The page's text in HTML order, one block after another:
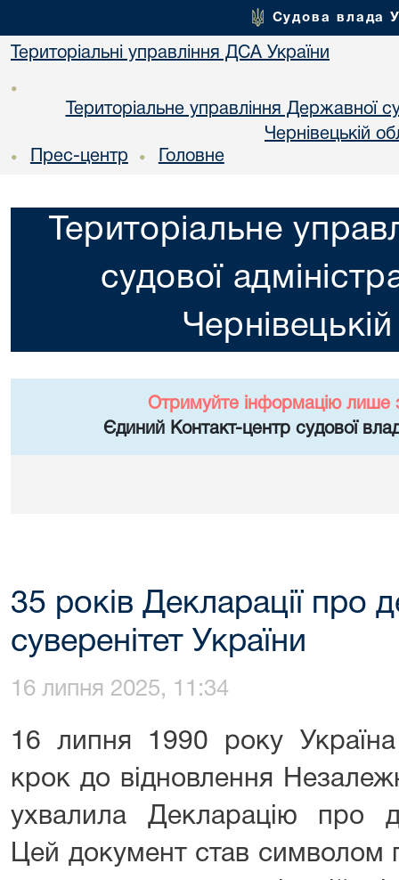
Судова влада
Територіальні управління ДСА України
•
Територіальне управління Державної
Чернiвецькій
• Прес-центр • Головне
Територіальне
судової
Отримуйте інформацію лише
Єдиний Контакт-центр судової
35 років Декларації про
суверенітет України
16 липня 2025, 11:34
16 липня 1990 року
крок до відновлення
ухвалила Декларацію про
Цей документ став символом